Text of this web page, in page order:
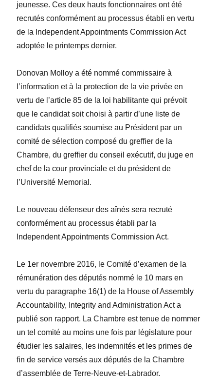
jeunesse. Ces deux hauts fonctionnaires ont été
recrutés conformément au processus établi en vertu
de la Independent Appointments Commission Act
adoptée le printemps dernier.
Donovan Molloy a été nommé commissaire à
l’information et à la protection de la vie privée en
vertu de l’article 85 de la loi habilitante qui prévoit
que le candidat soit choisi à partir d’une liste de
candidats qualifiés soumise au Président par un
comité de sélection composé du greffier de la
Chambre, du greffier du conseil exécutif, du juge en
chef de la cour provinciale et du président de
l’Université Memorial.
Le nouveau défenseur des aînés sera recruté
conformément au processus établi par la
Independent Appointments Commission Act.
Le 1er novembre 2016, le Comité d’examen de la
rémunération des députés nommé le 10 mars en
vertu du paragraphe 16(1) de la House of Assembly
Accountability, Integrity and Administration Acta
publié son rapport. La Chambre est tenue de nommer
un tel comité au moins une fois par législature pour
étudier les salaires, les indemnités et les primes de
fin de service versés aux députés de la Chambre
d’assemblée de Terre-Neuve-et-Labrador.